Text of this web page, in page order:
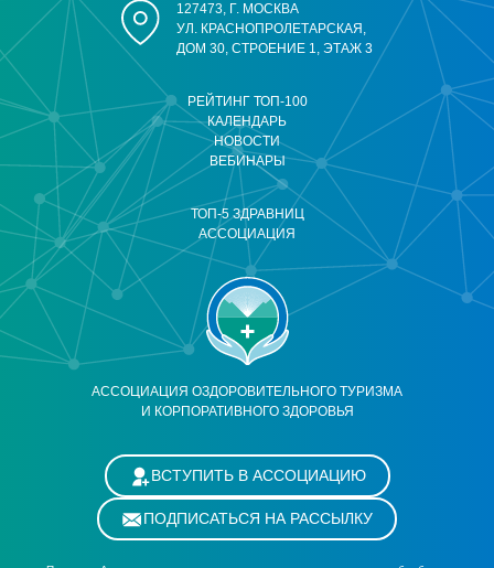
АССОЦИАЦИЯ ОЗДОРОВИТЕЛЬНОГО ТУРИЗМА
И КОРПОРАТИВНОГО ЗДОРОВЬЯ
РЕЙТИНГ ТОП-100
КАЛЕНДАРЬ
НОВОСТИ
ВЕБИНАРЫ
ТОП-5 ЗДРАВНИЦ
АССОЦИАЦИЯ
127473, Г. МОСКВА
УЛ. КРАСНОПРОЛЕТАРСКАЯ,
ДОМ 30, СТРОЕНИЕ 1, ЭТАЖ 3
ВСТУПИТЬ В АССОЦИАЦИЮ
ПОДПИСАТЬСЯ НА РАССЫЛКУ